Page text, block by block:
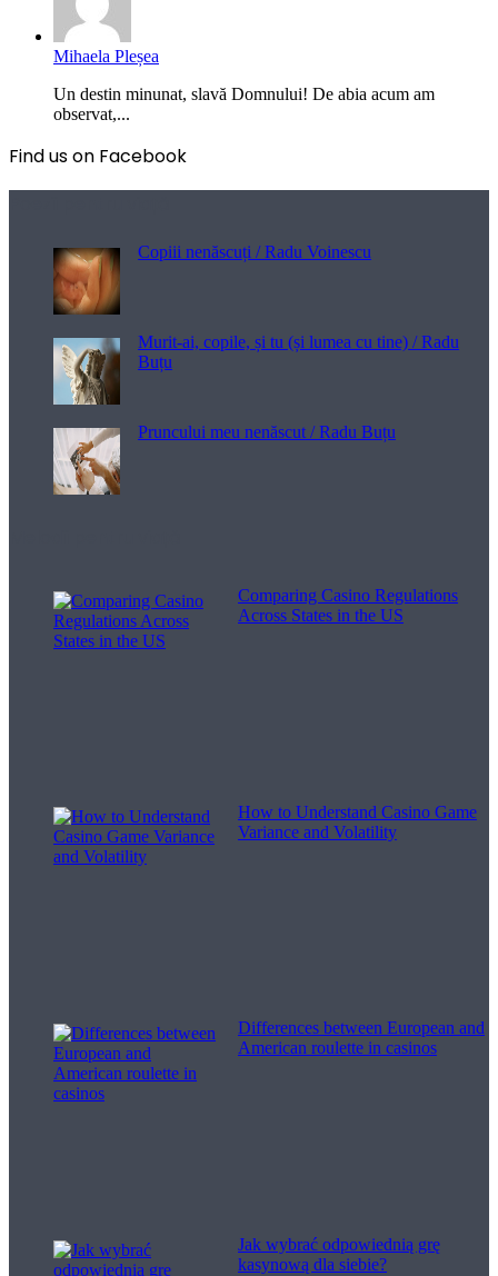
Mihaela Pleșea
Un destin minunat, slavă Domnului! De abia acum am
observat,...
Find us on Facebook
Copiii nenăscuți / Radu Voinescu
Murit-ai, copile, și tu (și lumea cu tine) / Radu
Buțu
Pruncului meu nenăscut / Radu Buțu
Comparing Casino Regulations
Across States in the US
How to Understand Casino Game
Variance and Volatility
Differences between European and
American roulette in casinos
Jak wybrać odpowiednią grę
kasynową dla siebie?